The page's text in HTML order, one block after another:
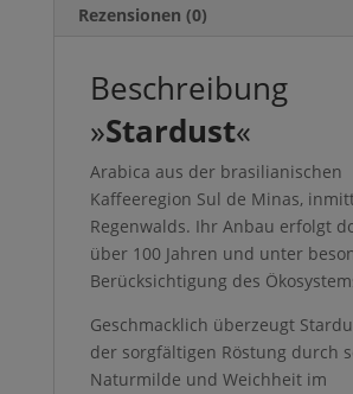
Rezensionen (0)
Beschreibung
»Stardust«
Arabica aus der brasilianischen
Kaffeeregion Sul de Minas,
Regenwalds. Ihr Anbau erfolgt
über 100 Jahren und unter
Berücksichtigung des
Geschmacklich überzeugt
der sorgfältigen Röstung durch
Naturmilde und Weichheit im